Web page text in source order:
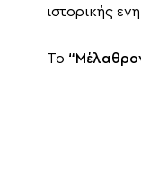
ιστορικής
Το